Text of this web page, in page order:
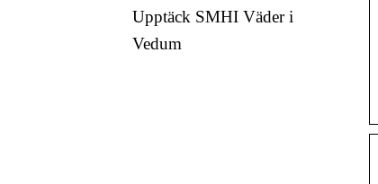
Upptäck SMHI Väder i
Vedum